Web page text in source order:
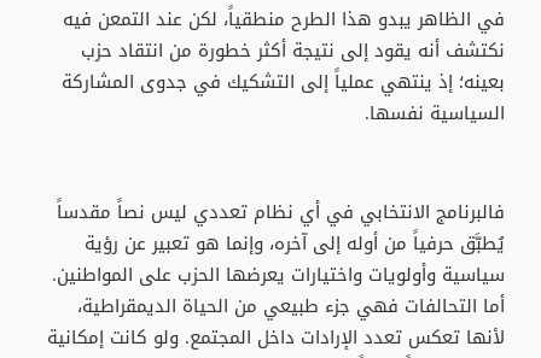
في الظاهر يبدو هذا الطرح منطقياً، لكن عند التمعن فيه
نكتشف أنه يقود إلى نتيجة أكثر خطورة من انتقاد حزب
بعينه؛ إذ ينتهي عملياً إلى التشكيك في جدوى المشاركة
السياسية نفسها.
فالبرنامج الانتخابي في أي نظام تعددي ليس نصاً مقدساً
يُطبَّق حرفياً من أوله إلى آخره، وإنما هو تعبير عن رؤية
سياسية وأولويات واختيارات يعرضها الحزب على المواطنين.
أما التحالفات فهي جزء طبيعي من الحياة الديمقراطية،
لأنها تعكس تعدد الإرادات داخل المجتمع. ولو كانت إمكانية